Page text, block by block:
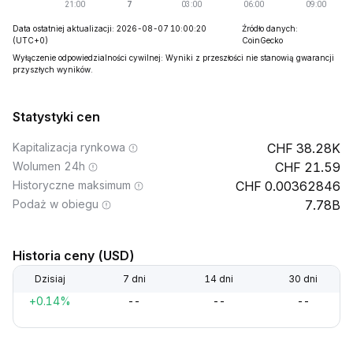
Data ostatniej aktualizacji: 2026-08-07 10:00:20
(UTC+0)
Źródło danych:
CoinGecko
Wyłączenie odpowiedzialności cywilnej: Wyniki z przeszłości nie stanowią gwarancji
przyszłych wyników.
Statystyki cen
Kapitalizacja rynkowa 38.28K
Wolumen 24h 21.59
Historyczne maksimum 0.00362846
Podaż w obiegu 7.78B
Historia ceny (USD)
Dzisiaj 7 dni 14 dni 30 dni
+0.14% -- -- --